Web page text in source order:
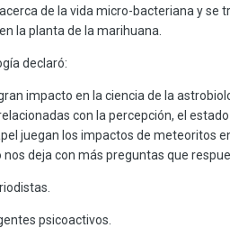
de la vida micro-bacteriana y se
la planta de la marihuana.
declaró:
impacto en la ciencia de la
con la percepción, el
juegan los impactos de meteoritos
deja con más preguntas que
psicoactivos.